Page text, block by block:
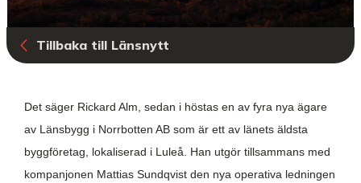
Tillbaka till Länsnytt
Det säger Rickard Alm, sedan i höstas en av fyra nya ägare
av Länsbygg i Norrbotten AB som är ett av länets äldsta
byggföretag, lokaliserad i Luleå. Han utgör tillsammans med
kompanjonen Mattias Sundqvist den nya operativa ledningen